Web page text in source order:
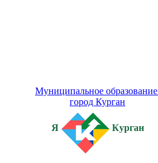
Муниципальное образование
город Курган
Я Курган